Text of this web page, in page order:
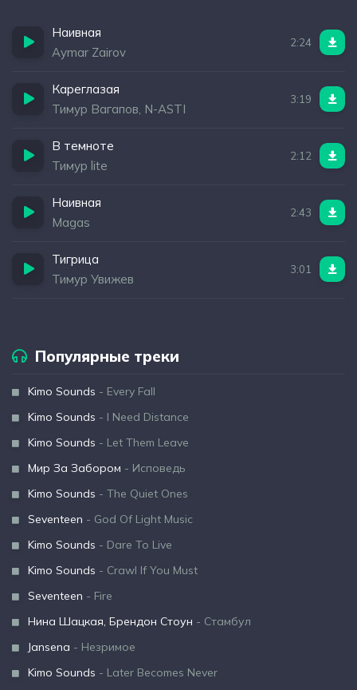
Наивная
Aymar Zairov
2:24
Кареглазая
Тимур Вагапов, N-ASTI
3:19
В темноте
Тимур lite
2:12
Наивная
Magas
2:43
Тигрица
Тимур Увижев
3:01
Популярные треки
Kimo Sounds - Every Fall
Kimo Sounds - I Need Distance
Kimo Sounds - Let Them Leave
Мир За Забором - Исповедь
Kimo Sounds - The Quiet Ones
Seventeen - God Of Light Music
Kimo Sounds - Dare To Live
Kimo Sounds - Crawl If You Must
Seventeen - Fire
Нина Шацкая, Брендон Стоун - Стамбул
Jansena - Незримое
Kimo Sounds - Later Becomes Never